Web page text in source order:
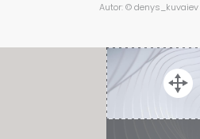
Autor: ©